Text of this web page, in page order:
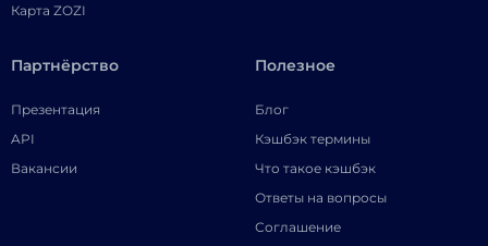
Карта ZOZI
Партнёрство
Презентация
API
Вакансии
Полезное
Блог
Кэшбэк термины
Что такое кэшбэк
Ответы на вопросы
Соглашение